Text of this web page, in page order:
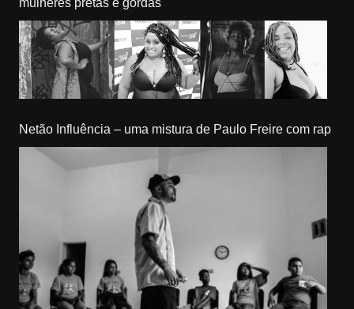
Netão Influência – uma mistura de Paulo Freire com rap